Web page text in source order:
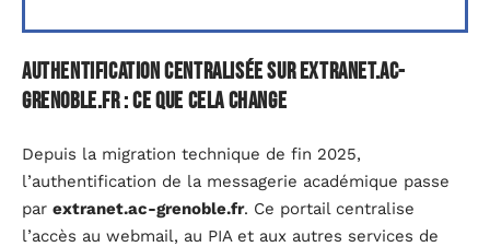
Authentification centralisée sur extranet.ac-
grenoble.fr : ce que cela change
Depuis la migration technique de fin 2025,
l’authentification de la messagerie académique passe
par extranet.ac-grenoble.fr. Ce portail centralise
l’accès au webmail, au PIA et aux autres services de